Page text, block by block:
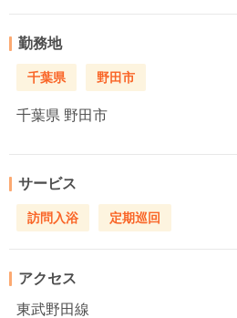
勤務地
千葉県 野田市
千葉県 野田市
サービス
訪問入浴 定期巡回
アクセス
東武野田線